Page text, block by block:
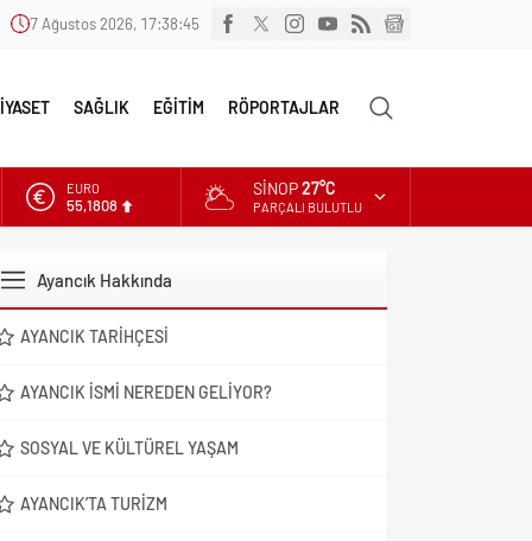
7 Ağustos 2026, 17:38:46
SAĞLIK EĞİTİM RÖPORTAJLAR
EURO
55,1808
DOLAR
SINOP27°C
PARÇALI BULUTLU
Ayancık Hakkında
AYANCIK TARIHÇESI
AYANCIK İSMI NEREDEN GELIYOR?
SOSYAL VE KÜLTÜREL YAŞAM
AYANCIK’TA TURIZM